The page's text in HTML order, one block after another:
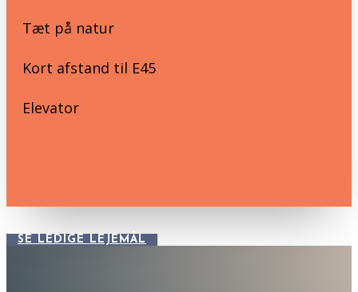
Tæt på natur
Kort afstand til E45
Elevator
SE LEDIGE LEJEMÅL